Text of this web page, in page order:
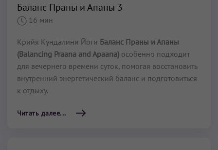
Баланс Праны и Апаны 3
16 мин
Крийя Кундалини Йоги Баланс Праны и Апаны
(Balancing Praana and Apaana) особенно подходит
для вечернего времени суток, помогая восстановить
внутренний энергетический баланс и подготовиться
к отдыху.
Читать далее...